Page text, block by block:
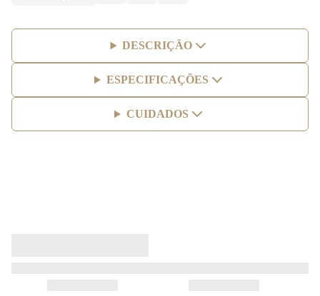
DESCRIÇÃO
ESPECIFICAÇÕES
CUIDADOS